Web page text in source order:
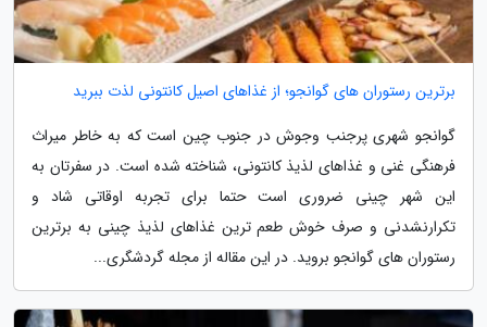
برترین رستوران های گوانجو؛ از غذاهای اصیل کانتونی لذت ببرید
گوانجو شهری پرجنب وجوش در جنوب چین است که به خاطر میراث
فرهنگی غنی و غذاهای لذیذ کانتونی، شناخته شده است. در سفرتان به
این شهر چینی ضروری است حتما برای تجربه اوقاتی شاد و
تکرارنشدنی و صرف خوش طعم ترین غذاهای لذیذ چینی به برترین
رستوران های گوانجو بروید. در این مقاله از مجله گردشگری...